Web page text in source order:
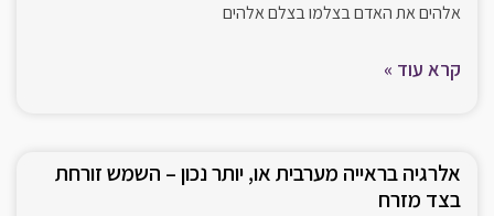
אלהים את האדם בצלמו בצלם אלהים
קרא עוד »
אלרגיה בראייה מערבית או, יותר נכון – השמש זורחת
בצד מזרח